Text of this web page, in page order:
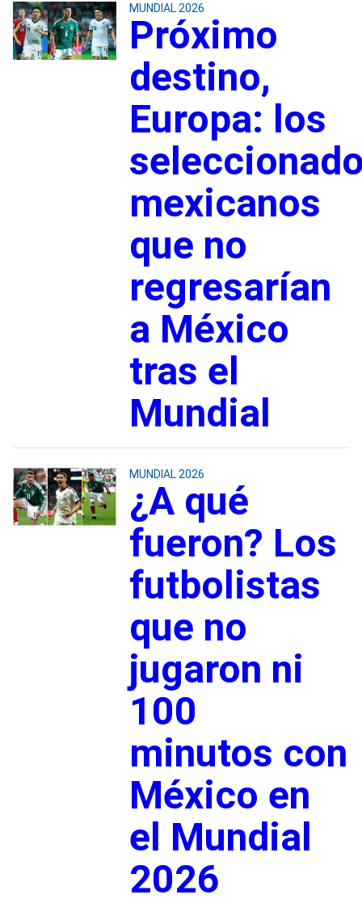
MUNDIAL 2026
Próximo
destino,
Europa: los
mexicanos
que no
regresarían
a México
tras el
Mundial
MUNDIAL 2026
¿A qué
fueron? Los
futbolistas
que no
jugaron ni
100
minutos con
México en
el Mundial
2026